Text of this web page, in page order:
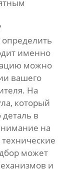
именно
можно
вашего
На
который
в
на
может
и